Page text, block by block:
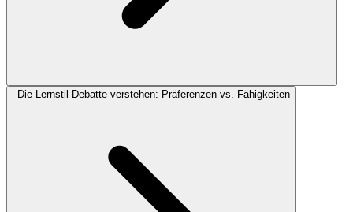
Die Lernstil-Debatte verstehen: Präferenzen vs. Fähigkeiten